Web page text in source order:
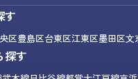
す
区豊島区台東区江東区墨田区文
探す